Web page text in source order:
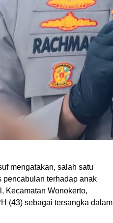
mengatakan, salah satu
pencabulan terhadap anak
Kecamatan Wonokerto,
(43) sebagai tersangka dalam